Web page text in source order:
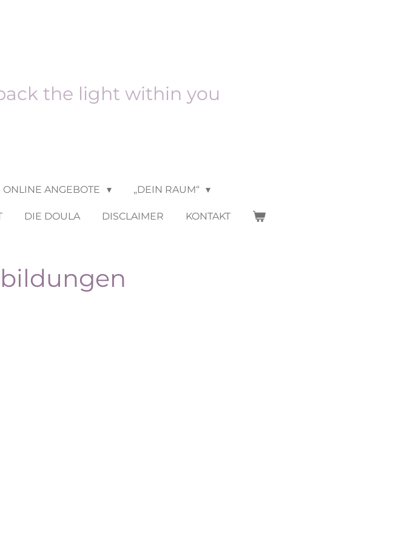
the light within you
ONLINE ANGEBOTE „DEIN RAUM“
DIE DOULA DISCLAIMER KONTAKT